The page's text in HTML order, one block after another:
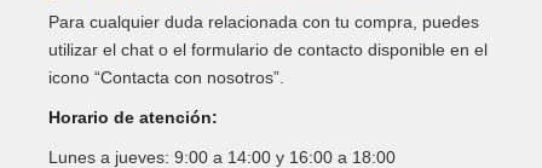
Para cualquier duda relacionada con tu compra, puedes
utilizar el chat o el formulario de contacto disponible en el
icono “Contacta con nosotros”.
Horario de atención:
Lunes a jueves: 9:00 a 14:00 y 16:00 a 18:00